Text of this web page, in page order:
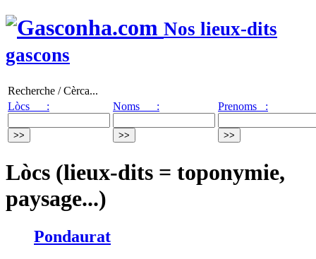
Nos lieux-dits
gascons
Recherche / Cèrca...
Lòcs :
Noms : Prenoms :
Lòcs (lieux-dits = toponymie,
paysage...)
Pondaurat